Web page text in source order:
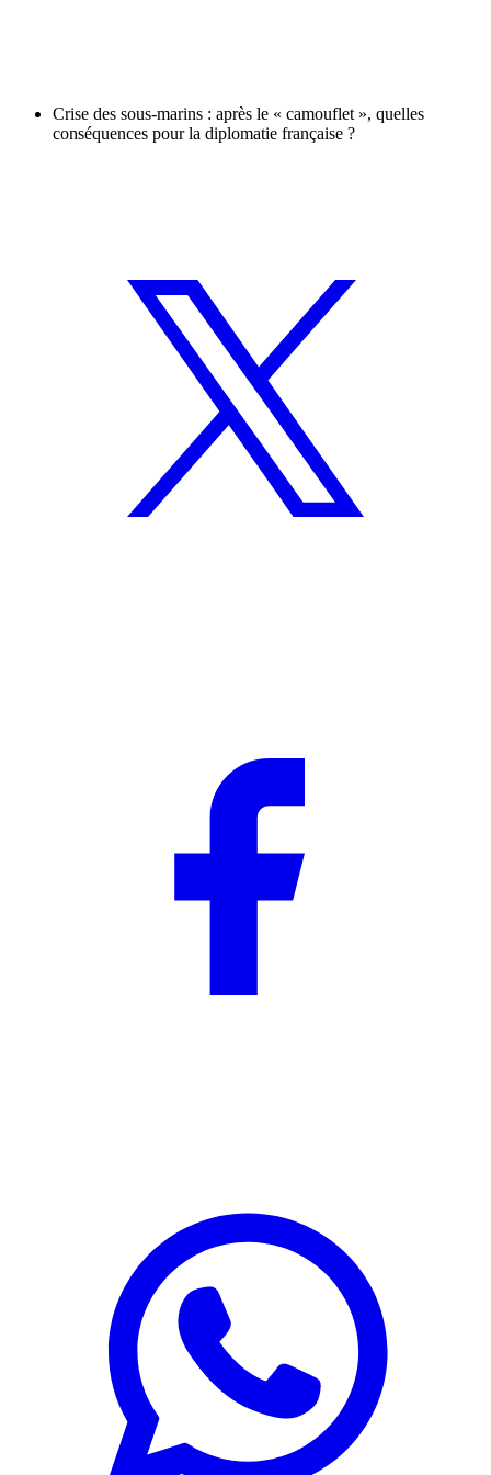
Crise des sous-marins : après le « camouflet », quelles
conséquences pour la diplomatie française ?